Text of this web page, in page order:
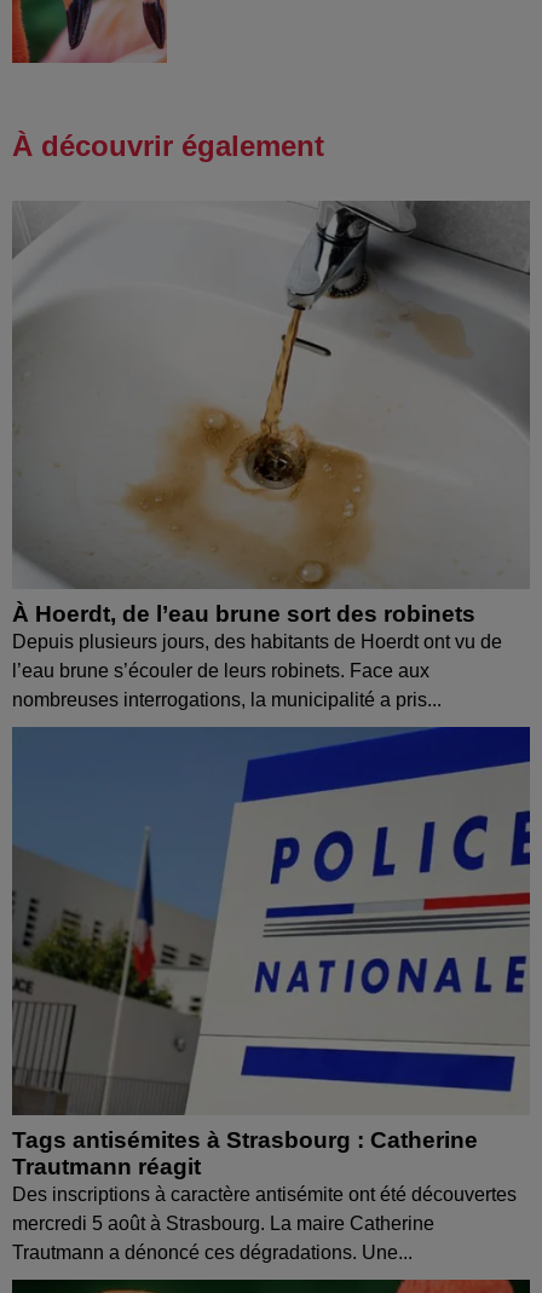
À découvrir également
À Hoerdt, de l’eau brune sort des robinets
Depuis plusieurs jours, des habitants de Hoerdt ont vu de
l’eau brune s’écouler de leurs robinets. Face aux
nombreuses interrogations, la municipalité a pris...
Tags antisémites à Strasbourg : Catherine
Trautmann réagit
Des inscriptions à caractère antisémite ont été découvertes
mercredi 5 août à Strasbourg. La maire Catherine
Trautmann a dénoncé ces dégradations. Une...